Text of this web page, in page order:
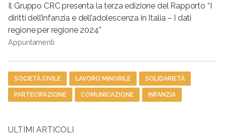
Il Gruppo CRC presenta la terza edizione del Rapporto “I
diritti dell’infanzia e dell’adolescenza in Italia – I dati
regione per regione 2024”
Appuntamenti
Tag
SOCIETÀ CIVILE LAVORO MINORILE SOLIDARIETÀ
PARTECIPAZIONE COMUNICAZIONE INFANZIA
ULTIMI ARTICOLI